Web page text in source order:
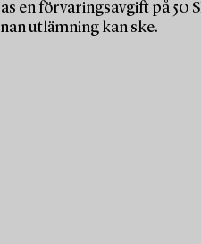
en förvaringsavgift på
utlämning kan ske.